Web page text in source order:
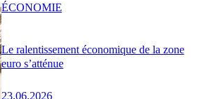
Le ralentissement économique de la zone
euro s’atténue
23.06.2026
ÉCONOMIE